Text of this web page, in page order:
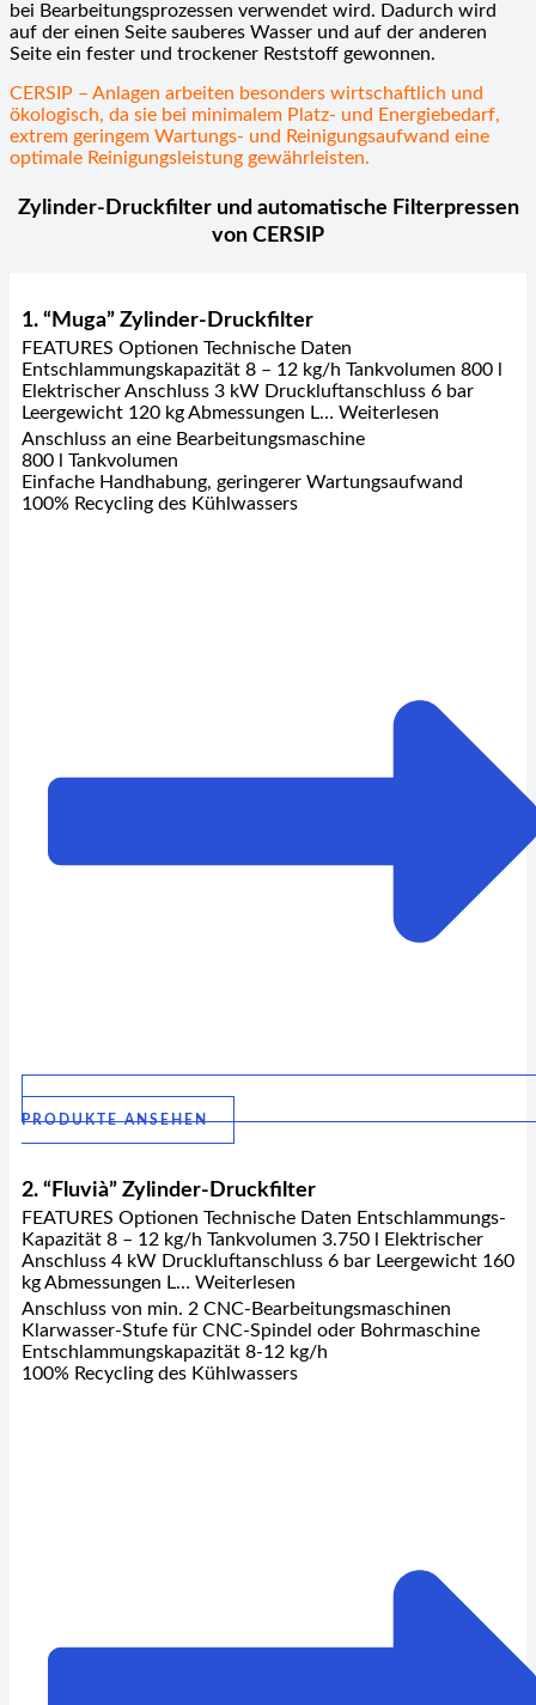
bei Bearbeitungsprozessen verwendet wird. Dadurch wird
auf der einen Seite sauberes Wasser und auf der anderen
Seite ein fester und trockener Reststoff gewonnen.
CERSIP – Anlagen arbeiten besonders wirtschaftlich und
ökologisch, da sie bei minimalem Platz- und Energiebedarf,
extrem geringem Wartungs- und Reinigungsaufwand eine
optimale Reinigungsleistung gewährleisten.
Zylinder-Druckfilter und automatische Filterpressen
von CERSIP
1. “Muga” Zylinder-Druckfilter
FEATURES Optionen Technische Daten
Entschlammungskapazität 8 – 12 kg/h Tankvolumen 800 l
Elektrischer Anschluss 3 kW Druckluftanschluss 6 bar
Leergewicht 120 kg Abmessungen L… Weiterlesen
Anschluss an eine Bearbeitungsmaschine
800 l Tankvolumen
Einfache Handhabung, geringerer Wartungsaufwand
100% Recycling des Kühlwassers
PRODUKTE ANSEHEN
2. “Fluvià” Zylinder-Druckfilter
FEATURES Optionen Technische Daten Entschlammungs-
Kapazität 8 – 12 kg/h Tankvolumen 3.750 l Elektrischer
Anschluss 4 kW Druckluftanschluss 6 bar Leergewicht 160
kg Abmessungen L… Weiterlesen
Anschluss von min. 2 CNC-Bearbeitungsmaschinen
Klarwasser-Stufe für CNC-Spindel oder Bohrmaschine
Entschlammungskapazität 8-12 kg/h
100% Recycling des Kühlwassers